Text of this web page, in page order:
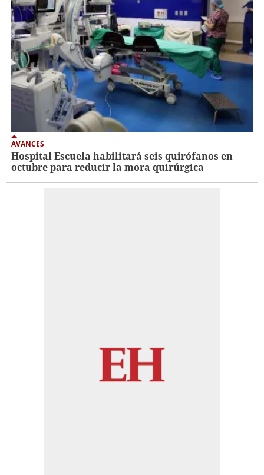
AVANCES
Hospital Escuela habilitará seis quirófanos en
octubre para reducir la mora quirúrgica